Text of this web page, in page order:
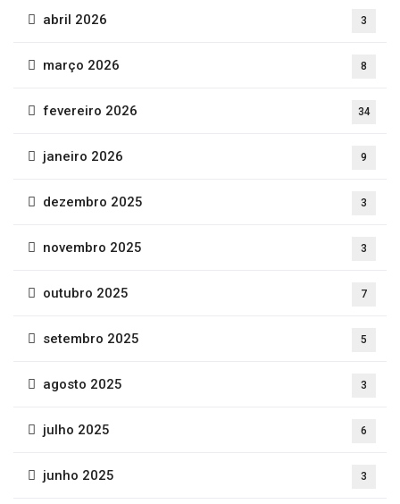
abril 2026 3
março 2026 8
fevereiro 2026 34
janeiro 2026 9
dezembro 2025 3
novembro 2025 3
outubro 2025 7
setembro 2025 5
agosto 2025 3
julho 2025 6
junho 2025 3